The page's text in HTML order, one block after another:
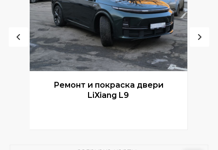
Ремонт и покраска двери
LiXiang L9